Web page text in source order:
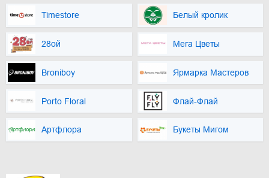
Timestore Белый кролик
28ой Мега Цветы
Broniboy Ярмарка Мастеров
Porto Floral Флай-Флай
Артфлора Букеты Мигом